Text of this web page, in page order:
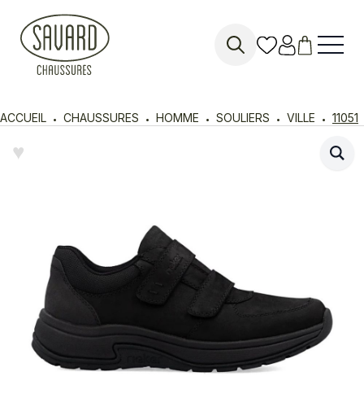
ACCUEIL CHAUSSURES HOMME SOULIERS VILLE 11051
♥︎